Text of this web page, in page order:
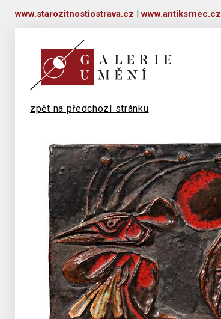
www.starozitnostiostrava.cz |www.antiksrnec.cz
zpět na předchozí stránku